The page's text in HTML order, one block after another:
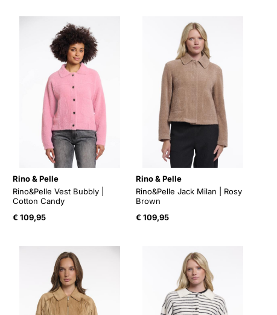
Rino & Pelle
Rino&Pelle Vest Bubbly |
Cotton Candy
€ 109,95
Rino & Pelle
Rino&Pelle Jack Milan | Rosy
Brown
€ 109,95